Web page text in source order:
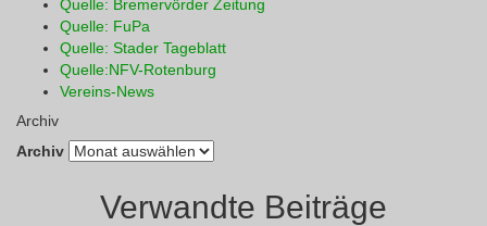
Quelle: Bremervörder Zeitung
Quelle: FuPa
Quelle: Stader Tageblatt
Quelle:NFV-Rotenburg
Vereins-News
Archiv
Archiv
Verwandte Beiträge